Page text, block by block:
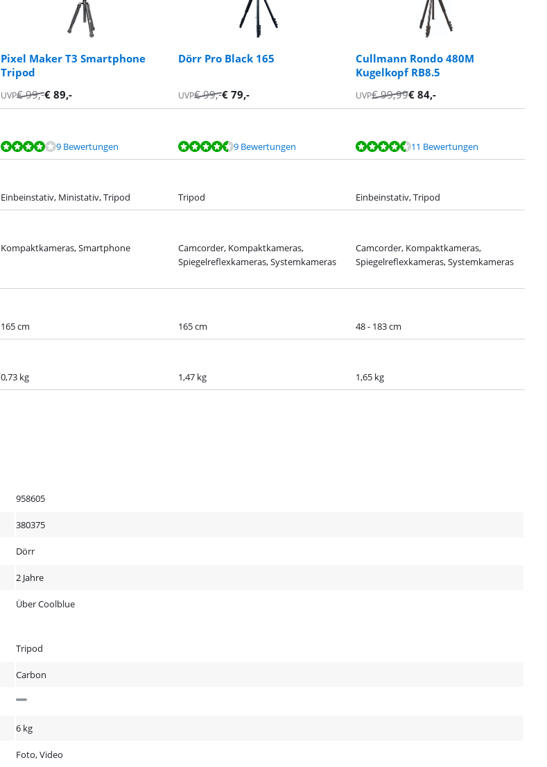
Pixel Maker T3 Smartphone
Tripod
Dörr Pro Black 165
Cullmann Rondo 480M
Kugelkopf RB8.5
UVP€99,-€ 89,- UVP€99,-€ 79,- UVP€99,99€ 84,-
9 Bewertungen 9 Bewertungen 11 Bewertungen
Einbeinstativ, Ministativ, Tripod Tripod Einbeinstativ, Tripod
Kompaktkameras, Smartphone
Camcorder, Kompaktkameras,
Spiegelreflexkameras, Systemkameras
Camcorder, Kompaktkameras,
Spiegelreflexkameras, Systemkameras
165 cm 165 cm 48 - 183 cm
0,73 kg 1,47 kg 1,65 kg
958605
380375
Dörr
2 Jahre
Über Coolblue
Tripod
Carbon
6 kg
Foto, Video